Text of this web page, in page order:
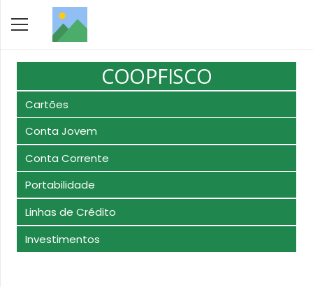
COOPFISCO
Cartões
Conta Jovem
Conta Corrente
Portabilidade
Linhas de Crédito
Investimentos